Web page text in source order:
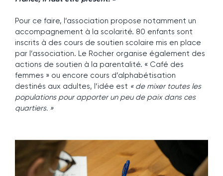
Pour ce faire, l’association propose notamment un
accompagnement à la scolarité. 80 enfants sont
inscrits à des cours de soutien scolaire mis en place
par l’association. Le Rocher organise également des
actions de soutien à la parentalité. « Café des
femmes » ou encore cours d’alphabétisation
destinés aux adultes, l’idée est « de mixer toutes les
populations pour apporter un peu de paix dans ces
quartiers. »